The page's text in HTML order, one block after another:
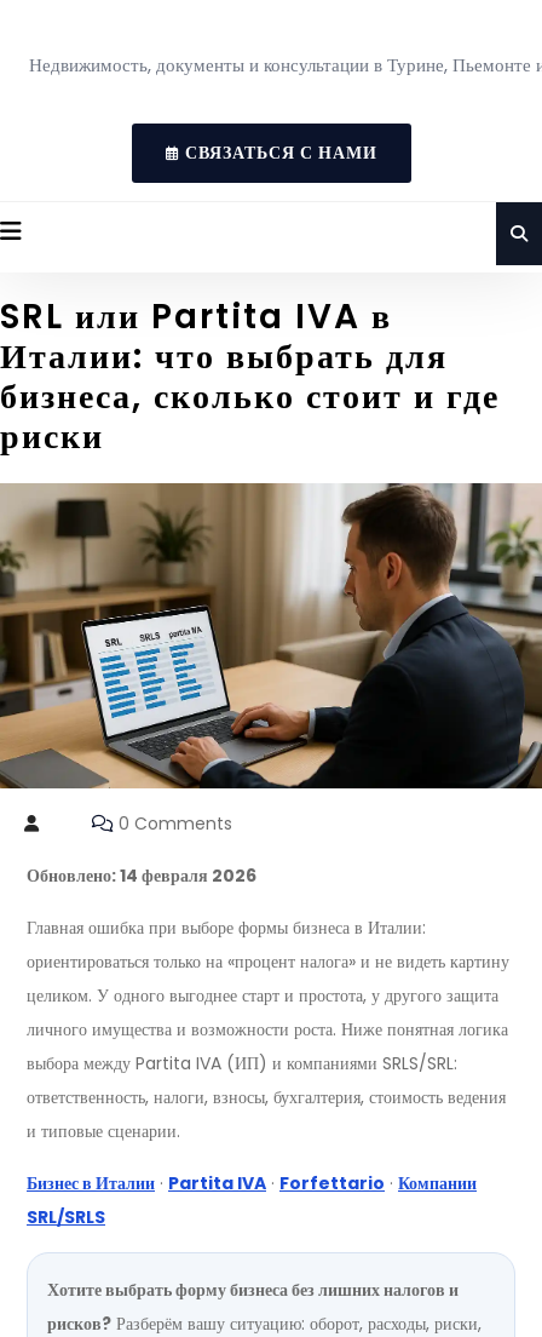
Недвижимость, документы и консультации в Турине, Пьемонте
СВЯЗАТЬСЯ С НАМИ
SRL или Partita IVA в
Италии: что выбрать для
бизнеса, сколько стоит и где
риски
0 Comments
Обновлено: 14 февраля 2026
Главная ошибка при выборе формы бизнеса в Италии:
ориентироваться только на «процент налога» и не видеть картину
целиком. У одного выгоднее старт и простота, у другого защита
личного имущества и возможности роста. Ниже понятная логика
выбора между Partita IVA (ИП) и компаниями SRLS/SRL:
ответственность, налоги, взносы, бухгалтерия, стоимость ведения
и типовые сценарии.
Бизнес в Италии · Partita IVA · Forfettario · Компании
SRL/SRLS
Хотите выбрать форму бизнеса без лишних налогов и
рисков? Разберём вашу ситуацию: оборот, расходы, риски,